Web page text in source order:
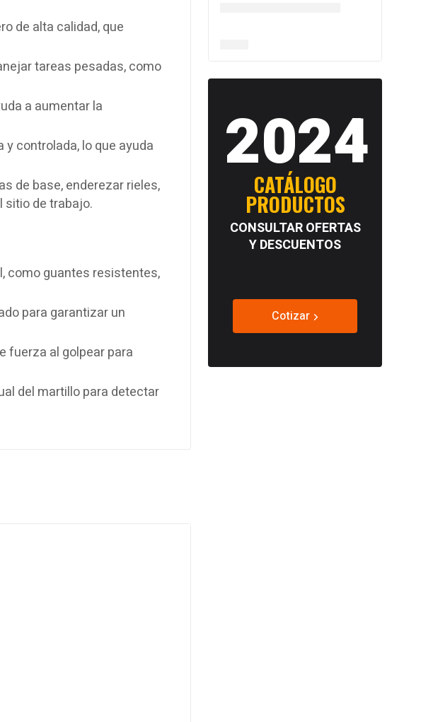
de alta calidad, que
tareas pesadas, como
a aumentar la
controlada, lo que ayuda
de base, enderezar rieles,
sitio de trabajo.
como guantes resistentes,
para garantizar un
fuerza al golpear para
del martillo para detectar
2024
CATÁLOGO
PRODUCTOS
CONSULTAR OFERTAS
Y DESCUENTOS
Cotizar